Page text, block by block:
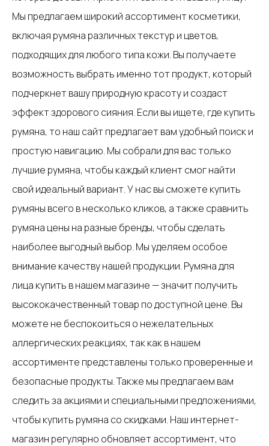
Мы предлагаем широкий ассортимент косметики,
включая румяна различных текстур и цветов,
подходящих для любого типа кожи. Вы получаете
возможность выбрать именно тот продукт, который
подчеркнет вашу природную красоту и создаст
эффект здорового сияния. Если вы ищете, где купить
румяна, то наш сайт предлагает вам удобный поиск и
простую навигацию. Мы собрали для вас только
лучшие румяна, чтобы каждый клиент смог найти
свой идеальный вариант. У нас вы сможете купить
румяны всего в несколько кликов, а также сравнить
румяна цены на разные бренды, чтобы сделать
наиболее выгодный выбор. Мы уделяем особое
внимание качеству нашей продукции. Румяна для
лица купить в нашем магазине — значит получить
высококачественный товар по доступной цене. Вы
можете не беспокоиться о нежелательных
аллергических реакциях, так как в нашем
ассортименте представлены только проверенные и
безопасные продукты. Также мы предлагаем вам
следить за акциями и специальными предложениями,
чтобы купить румяна со скидками. Наш интернет-
магазин регулярно обновляет ассортимент, что